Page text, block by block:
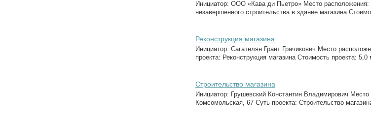
Инициатор: ООО «Кава ди Пьетро» Место расположения:
незавершенного строительства в здание магазина
Реконструкция магазина
Инициатор: Сагателян Грант Грачикович Место
проекта: Реконструкция магазина Стоимость проекта:
Строительство магазина
Инициатор: Грушевский Константин Владимирович
Комсомольская, 67 Суть проекта: Строительство